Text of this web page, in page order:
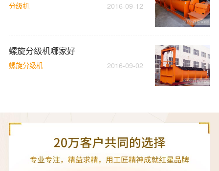
分级机 2016-09-12
螺旋分级机哪家好
螺旋分级机 2016-09-02